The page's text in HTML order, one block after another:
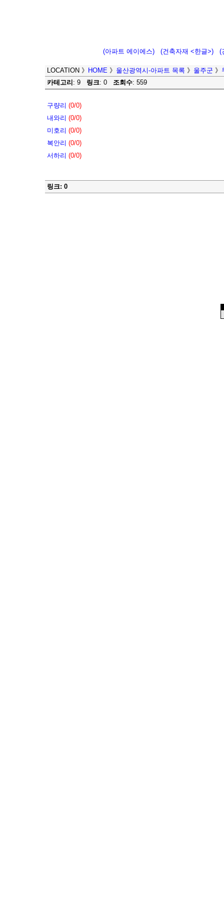
(아파트 에이에스) (건축자재 <한글>) (
LOCATION 》 HOME 》 울산광역시-아파트 목록 》 울주군 》
카테고리 : 9 링크: 0 조회수: 559
구량리 (0/0)
내와리 (0/0)
미호리 (0/0)
복안리 (0/0)
서하리 (0/0)
링크: 0